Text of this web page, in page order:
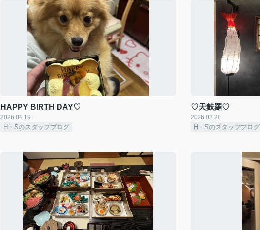
HAPPY BIRTH DAY♡
2026.04.19
H・Sのスタッフブログ
♡天麩羅♡
2026.03.20
H・Sのスタッフブログ